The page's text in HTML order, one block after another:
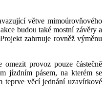
větve mimoúrovňového
budou také mostní závěry a
zahrnuje rovněž výměnu
provoz pouze částečně
jízdním pásem, na kterém se
teprve věcí jednání uzavírkové